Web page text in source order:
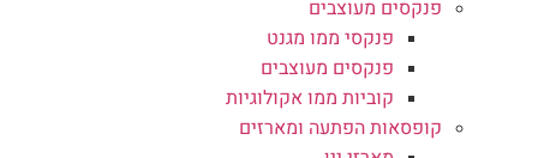
פנקסים מעוצבים
פנקסי ממו מגנט
פנקסים מעוצבים
קוביות ממו אקולוגיות
קופסאות הפתעה ומארזים